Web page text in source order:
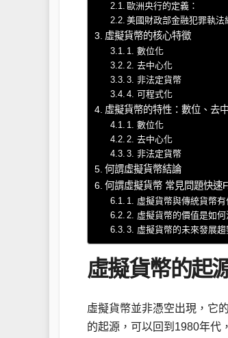
歐洲央行的定義：
美國財政部金融犯罪執法
虛擬貨幣的核心特徵
1. 數位化
2. 去中心化
3. 非法定貨幣
4. 可程式化
虛擬貨幣的特性：數位、去
1. 數位化
2. 去中心化
3. 非法定貨幣
何謂虛擬貨幣結論
何謂虛擬貨幣 常見問題快速
1. 虛擬貨幣與傳統貨幣有
2. 虛擬貨幣的價值是如何
3. 虛擬貨幣的未來發展趨
虛擬貨幣的起
虛擬貨幣並非憑空出現，它
的起源，可以回到1980年代